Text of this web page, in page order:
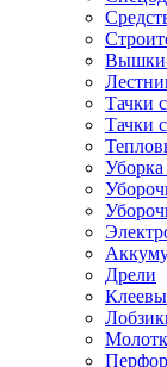
Тачки
Тачки
Дрели